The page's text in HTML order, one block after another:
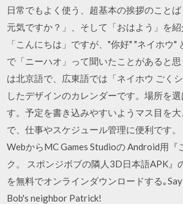
日常でもよく使う、超基本の挨拶のこと
元気ですか？」、そして「おはよう」を
「こんにちは」ですが、"你好" "ネイホウ"
で「ニーハオ」って聞いたことがあると
は北京語で、広東語では「ネイホウ ごく
したデザインのカレンダーです。場所を
す。予定を書き込みやすいようマス目を
で、仕事やスケジュール管理に便利です。
WebからMC Games Studioの Android用『
ク。 スポンジボブの隣人3D日本語APK』
を無料でオンラインダウンロードする｡
Bob's neighbor Patrick!